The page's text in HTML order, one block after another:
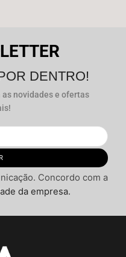
DENTRO!
novidades e ofertas
Concordo com a
da empresa.